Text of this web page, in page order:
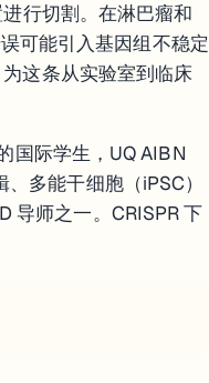
行切割。在淋巴瘤和
可能引入基因组不稳定
这条从实验室到临床
际学生，UQ AIBN
多能干细胞（iPSC）
导师之一。CRISPR 下